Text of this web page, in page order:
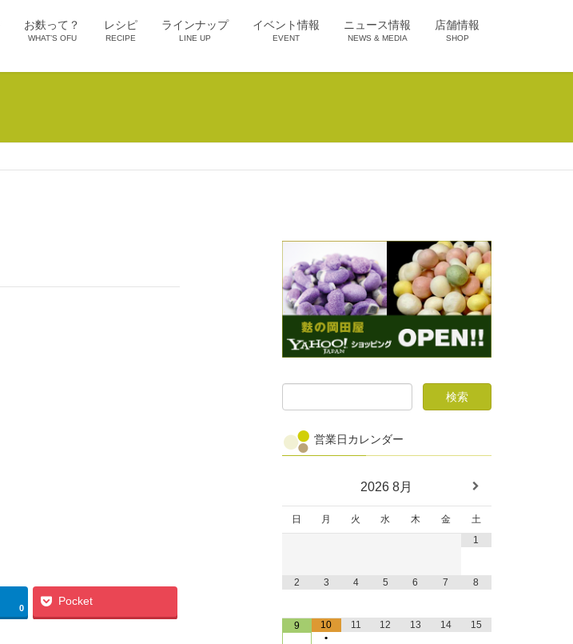
お麩って？
WHAT’S OFU
レシピ
RECIPE
ラインナップ
LINE UP
イベント情報
EVENT
ニュース情報
NEWS & MEDIA
店舗情報
SHOP
0
Pocket
営業日カレンダー
2026 8月
日 月 火 水 木 金
土
1
2 3 4 5 6 7 8
9
10
•
11 12 13 14 15